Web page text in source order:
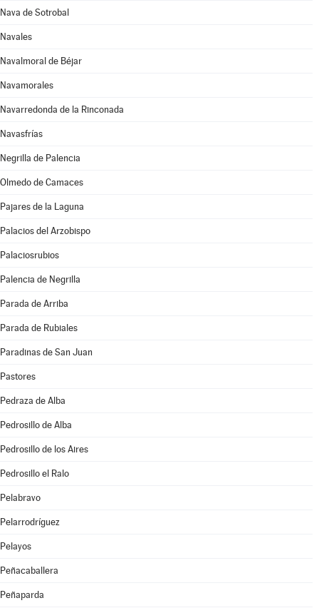
Nava de Sotrobal
Navales
Navalmoral de Béjar
Navamorales
Navarredonda de la Rinconada
Navasfrías
Negrilla de Palencia
Olmedo de Camaces
Pajares de la Laguna
Palacios del Arzobispo
Palaciosrubios
Palencia de Negrilla
Parada de Arriba
Parada de Rubiales
Paradinas de San Juan
Pastores
Pedraza de Alba
Pedrosillo de Alba
Pedrosillo de los Aires
Pedrosillo el Ralo
Pelabravo
Pelarrodríguez
Pelayos
Peñacaballera
Peñaparda